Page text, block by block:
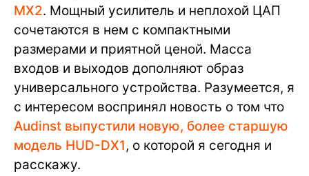
MX2. Мощный усилитель и неплохой ЦАП
сочетаются в нем с компактными
размерами и приятной ценой. Масса
входов и выходов дополняют образ
универсального устройства. Разумеется, я
с интересом воспринял новость о том что
Audinst выпустили новую, более старшую
модель HUD-DX1, о которой я сегодня и
расскажу.